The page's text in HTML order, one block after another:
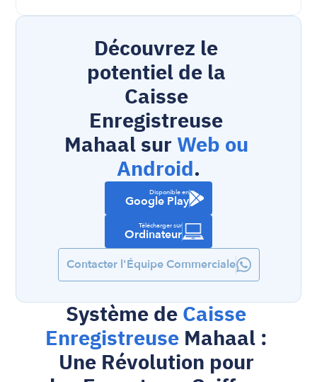
Découvrez le
potentiel de la
Caisse
Enregistreuse
Mahaal sur Web ou
Android.
Disponible en
Google Play
Télécharger sur
Ordinateur
Contacter l'Équipe Commerciale
Système de Caisse
Enregistreuse Mahaal :
Une Révolution pour